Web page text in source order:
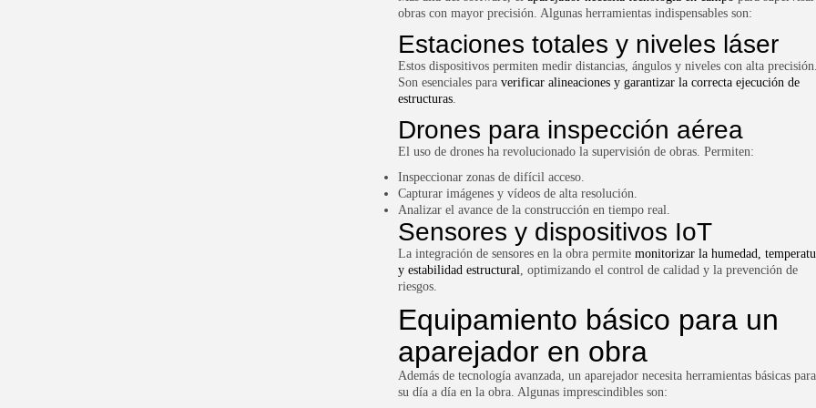
obras con mayor precisión. Algunas herramientas indispensables son:
Estaciones totales y niveles láser
Estos dispositivos permiten medir distancias, ángulos y niveles con alta
Son esenciales para verificar alineaciones y garantizar la correcta ejecución de
estructuras.
Drones para inspección aérea
El uso de drones ha revolucionado la supervisión de obras. Permiten:
Inspeccionar zonas de difícil acceso.
Capturar imágenes y vídeos de alta resolución.
Analizar el avance de la construcción en tiempo real.
Sensores y dispositivos IoT
La integración de sensores en la obra permite monitorizar la humedad,
y estabilidad estructural, optimizando el control de calidad y la prevención de
riesgos.
Equipamiento básico para un
aparejador en obra
Además de tecnología avanzada, un aparejador necesita herramientas básicas para
su día a día en la obra. Algunas imprescindibles son: